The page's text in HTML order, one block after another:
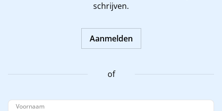
schrijven.
Aanmelden
of
Voornaam